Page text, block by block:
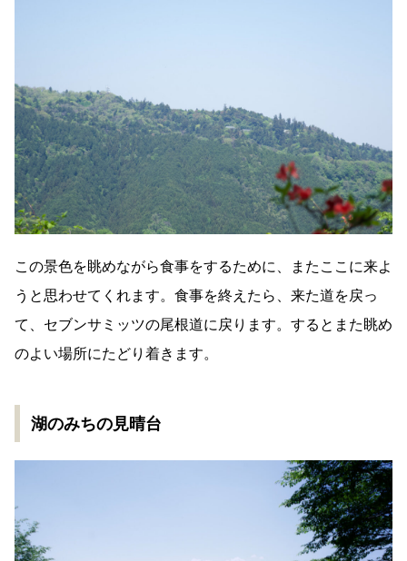
この景色を眺めながら食事をするために、またここに来よ
うと思わせてくれます。食事を終えたら、来た道を戻っ
て、セブンサミッツの尾根道に戻ります。するとまた眺め
のよい場所にたどり着きます。
湖のみちの見晴台